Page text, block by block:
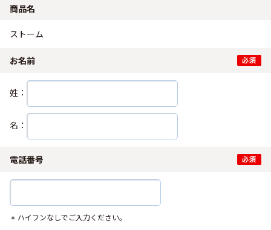
商品名
ストーム
お名前
姓：
名：
電話番号
ハイフンなしでご入力ください。